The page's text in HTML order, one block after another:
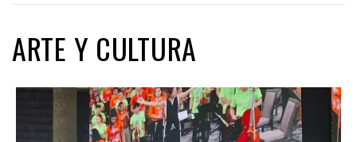
ARTE Y CULTURA